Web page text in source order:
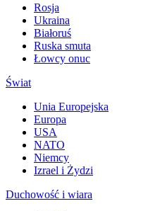
Rosja
Ukraina
Białoruś
Ruska smuta
Łowcy onuc
Świat
Unia Europejska
Europa
USA
NATO
Niemcy
Izrael i Żydzi
Duchowość i wiara